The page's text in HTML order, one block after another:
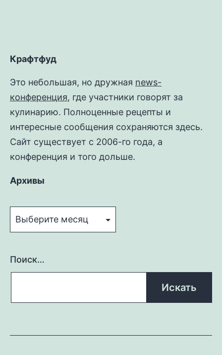
Крафтфуд
Это небольшая, но дружная news-
конференция, где участники говорят за
кулинарию. Полноценные рецепты и
интересные сообщения сохраняются здесь.
Сайт существует с 2006-го года, а
конференция и того дольше.
Архивы
Поиск…